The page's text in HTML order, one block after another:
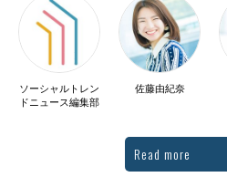
ソーシャルトレン
ドニュース編集部
佐藤由紀奈
Read more